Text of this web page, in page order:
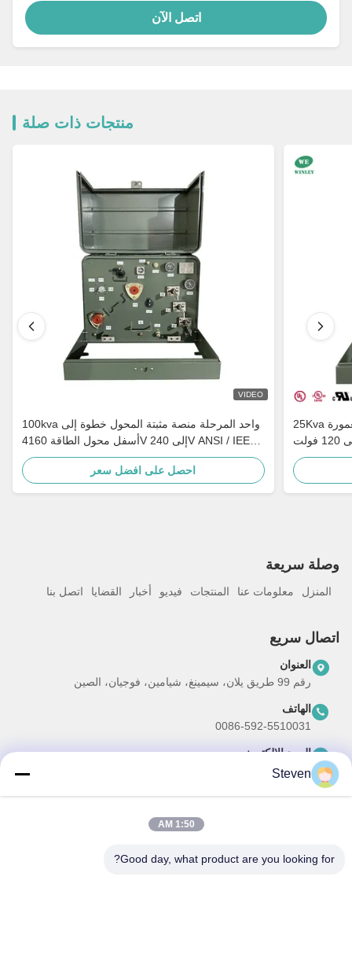
اتصل الآن
منتجات ذات صلة
VIDEO
100kva واحد المرحلة منصة مثبتة المحول خطوة إلى
أسفل محول الطاقة 4160V إلى 240V ANSI / IEEE
C57
احصل على افضل سعر
25Kva واحد المرحلة منصة مثبتة المحول المغمورة
بالزيت 34500 فولت إلى 120 فولت MV&HV المحول
الأرضي
وصلة سريعة
المنزل معلومات عنا المنتجات فيديو أخبار القضايا اتصل بنا
اتصال سريع
العنوان
رقم 99 طريق يلان، سيمينغ، شيامين، فوجيان، الصين
الهاتف
0086-592-5510031
البريد الإلكتروني
steven@winley-electric.com
اشترك في نشرتنا الإخبارية للحصول على خصومات وأكثر.
Steven
1:50 AM
Good day, what product are you looking for?